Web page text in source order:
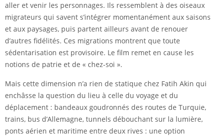
aller et venir les personnages. Ils ressemblent à des oiseaux
migrateurs qui savent s’intégrer momentanément aux saisons
et aux paysages, puis partent ailleurs avant de renouer
d’autres fidélités. Ces migrations montrent que toute
sédentarisation est provisoire. Le film remet en cause les
notions de patrie et de « chez-soi ».
Mais cette dimension n’a rien de statique chez Fatih Akin qui
enchâsse la question du lieu à celle du voyage et du
déplacement : bandeaux goudronnés des routes de Turquie,
trains, bus d’Allemagne, tunnels débouchant sur la lumière,
ponts aérien et maritime entre deux rives : une option